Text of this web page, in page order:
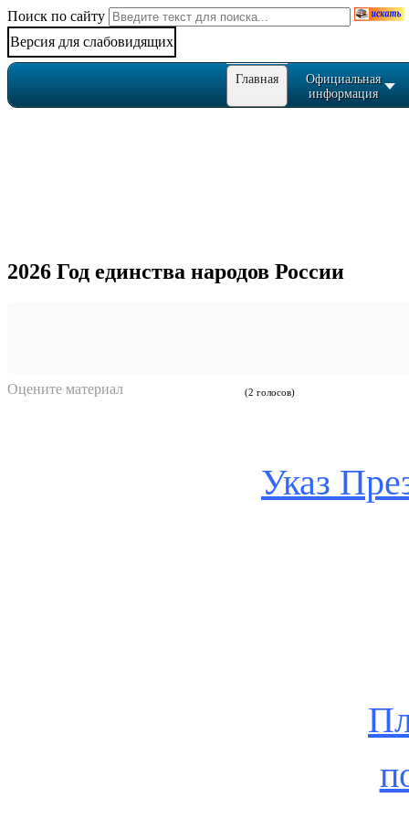
Поиск по сайту
Версия для слабовидящих
Главная
Официальная
информация
2026 Год единства народов России
Оцените материал (2 голосов)
Указ